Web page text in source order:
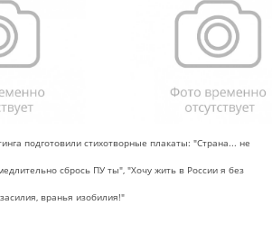
подготовили стихотворные плакаты: "Страна... не
сбрось ПУ ты", "Хочу жить в России я без
вранья изобилия!"